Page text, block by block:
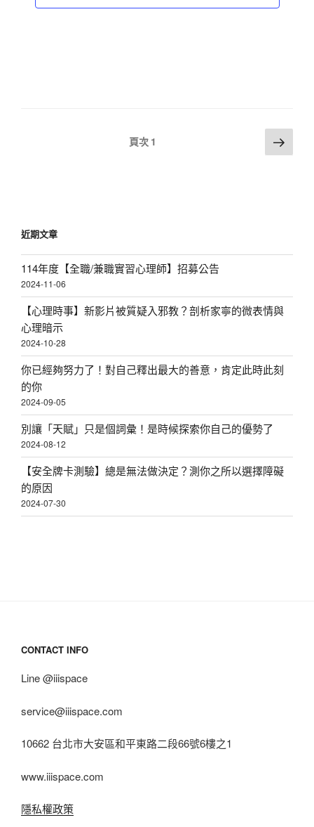
頁次 1 下
一
近期文章
114年度【全職/兼職實習心理師】招募公告
2024-11-06
【心理時事】新影片被質疑入邪教？剖析家寧的微表情與
心理暗示
2024-10-28
你已經夠努力了！對自己釋出最大的善意，肯定此時此刻
的你
2024-09-05
別讓「天賦」只是個詞彙！是時候探索你自己的優勢了
2024-08-12
【安全牌卡測驗】總是無法做決定？測你之所以選擇障礙
的原因
2024-07-30
CONTACT INFO
Line @iiispace
service@iiispace.com
10662 台北市大安區和平東路二段66號6樓之1
www.iiispace.com
隱私權政策